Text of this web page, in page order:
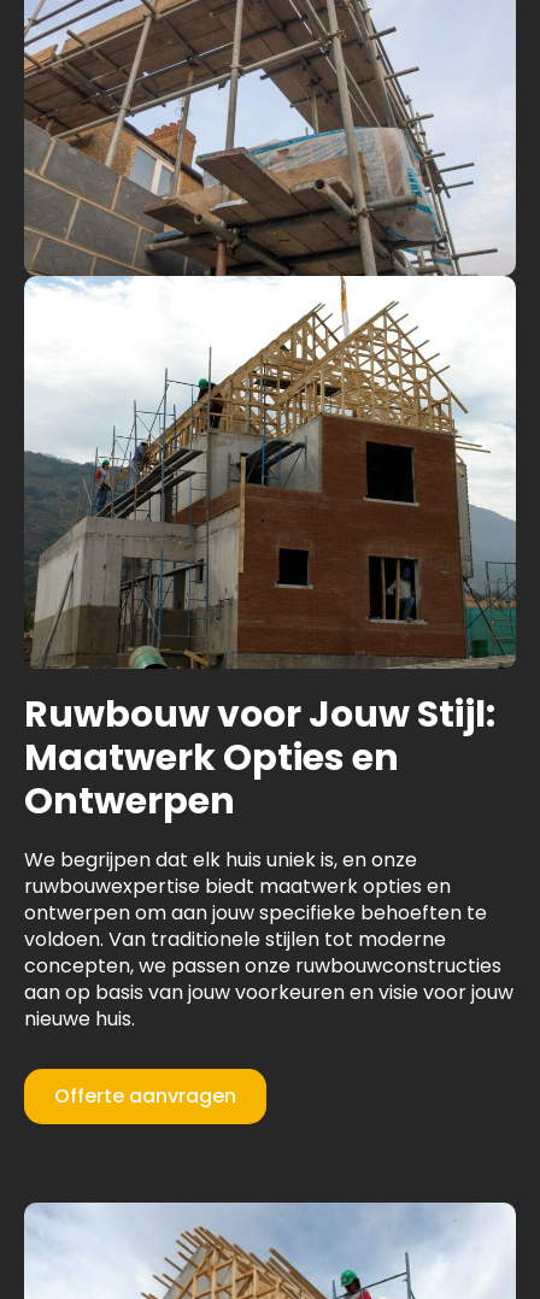
Ruwbouw voor Jouw Stijl:
Maatwerk Opties en
Ontwerpen
We begrijpen dat elk huis uniek is, en onze
ruwbouwexpertise biedt maatwerk opties en
ontwerpen om aan jouw specifieke behoeften te
voldoen. Van traditionele stijlen tot moderne
concepten, we passen onze ruwbouwconstructies
aan op basis van jouw voorkeuren en visie voor jouw
nieuwe huis.
Offerte aanvragen